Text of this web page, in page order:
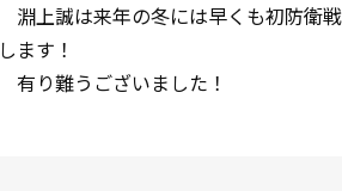
淵上誠は来年の冬には早くも初防衛
します！
有り難うございました！